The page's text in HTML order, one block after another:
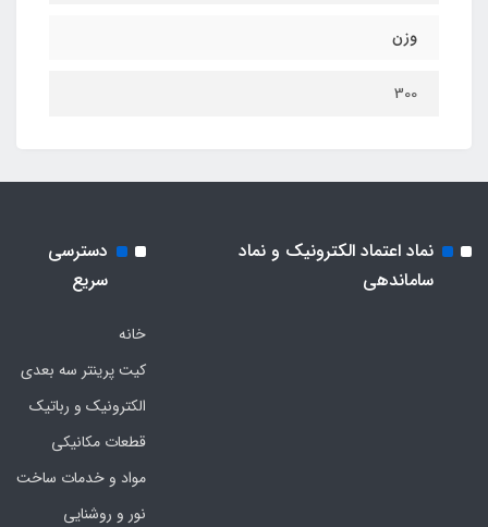
وزن
300
نماد اعتماد الکترونیک و نماد
ساماندهی
دسترسی
سریع
خانه
کیت پرینتر سه بعدی
الکترونیک و رباتیک
قطعات مکانیکی
مواد و خدمات ساخت
نور و روشنایی